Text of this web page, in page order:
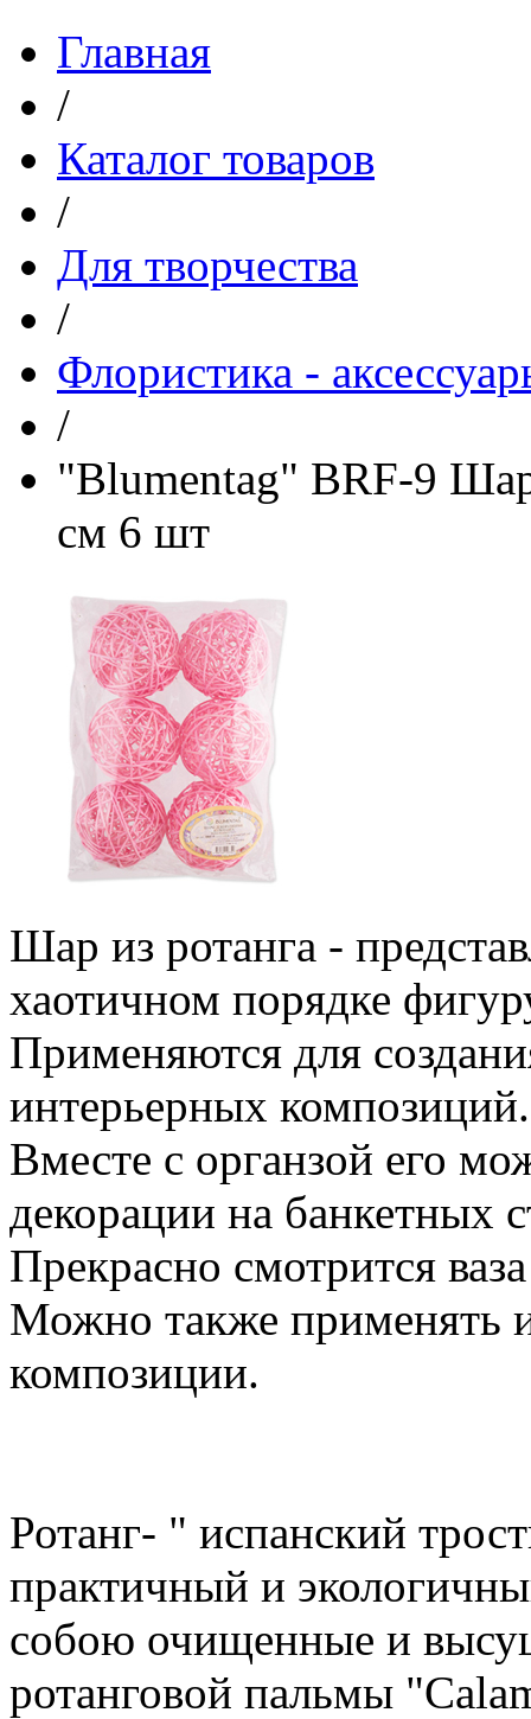
Главная
/
Каталог товаров
/
Для творчества
/
Флористика -
/
"Blumentag" BRF-9
см 6 шт
Шар из ротанга -
хаотичном порядке
Применяются для
интерьерных композиций.
Вместе с органзой его
декорации на банкетных
Прекрасно смотрится
Можно также применять
композиции.
Ротанг- " испанский
практичный и
собою очищенные и
ротанговой пальмы